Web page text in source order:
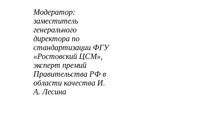
Модератор:
заместитель
генерального
директора по
стандартизации ФГУ
«Ростовский ЦСМ»,
эксперт премий
Правительства РФ в
области качества И.
А. Лесина